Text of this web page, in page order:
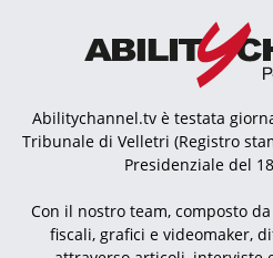
Abilitychannel.tv è testata
Tribunale di Velletri (Registro
Presidenziale del
Con il nostro team, composto
fiscali, grafici e videomaker,